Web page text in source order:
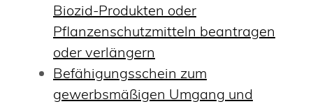
Biozid-Produkten oder
Pflanzenschutzmitteln beantragen
oder verlängern
Befähigungsschein zum
gewerbsmäßigen Umgang und